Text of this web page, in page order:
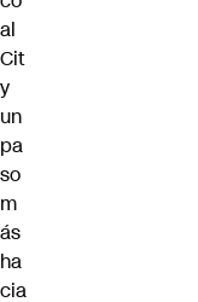
al
Cit
y
un
pa
so
m
ás
ha
cia